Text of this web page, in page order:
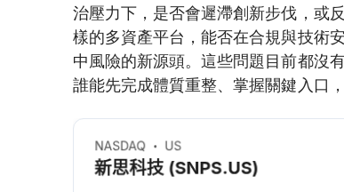
治壓力下，是否會遲滯創新步伐，或
樣的多資產平台，能否在合規與技術
中風險的新源頭。這些問題目前都沒
誰能先完成體質重整、掌握關鍵入口